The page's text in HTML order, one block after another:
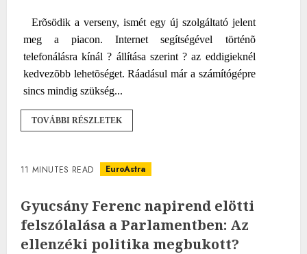
Erõsödik a verseny, ismét egy új szolgáltató jelent
meg a piacon. Internet segítségével történõ
telefonálásra kínál ? állítása szerint ? az eddigieknél
kedvezõbb lehetõséget. Ráadásul már a számítógépre
sincs mindig szükség...
TOVÁBBI RÉSZLETEK
11 MINUTES READ EuroAstra
Gyucsány Ferenc napirend elötti
felszólalása a Parlamentben: Az
ellenzéki politika megbukott?